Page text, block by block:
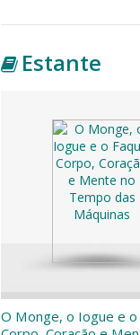
Estante
O Monge, o Iogue e o